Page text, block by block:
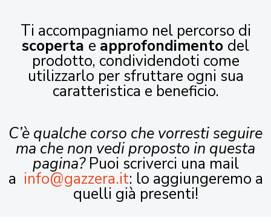
Ti accompagniamo nel percorso di
scoperta e approfondimento del
prodotto, condividendoti come
utilizzarlo per sfruttare ogni sua
caratteristica e beneficio.
C’è qualche corso che vorresti seguire
ma che non vedi proposto in questa
pagina?Puoi scriverci una mail
a info@gazzera.it: lo aggiungeremo a
quelli già presenti!